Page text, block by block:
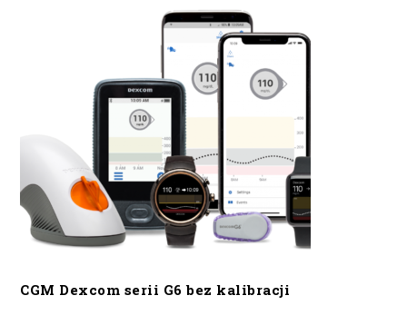
CGM Dexcom serii G6 bez kalibracji